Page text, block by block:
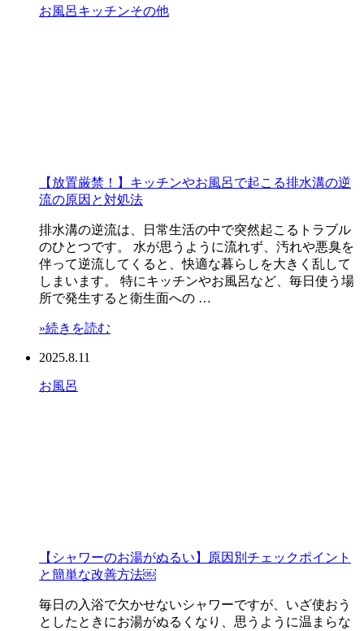
お風呂キッチンその他
【放置厳禁！】キッチンやお風呂で起こる排水溝の逆
流の原因と対処法
排水溝の逆流は、日常生活の中で突然起こるトラブル
のひとつです。 水が思うように流れず、汚れや悪臭を
伴って逆流してくると、快適な暮らしを大きく乱して
しまいます。 特にキッチンやお風呂など、毎日使う場
所で発生すると衛生面への …
»続きを読む
2025.8.11
お風呂
【シャワーのお湯がぬるい】原因別チェックポイント
と簡単な改善方法￼
毎日の入浴で欠かせないシャワーですが、いざ使おう
としたときにお湯がぬるくなり、思うように温まらな